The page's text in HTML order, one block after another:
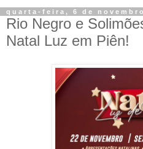
quarta-feira, 6 de
Rio Negro e
Natal Luz em Piên!